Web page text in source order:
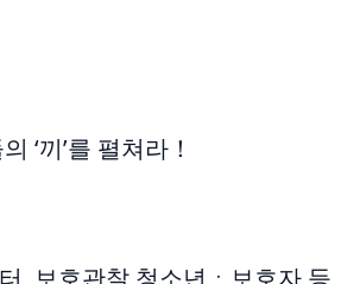
‘끼’를 펼쳐라！
, 보호관찰 청소년ㆍ보호자 등